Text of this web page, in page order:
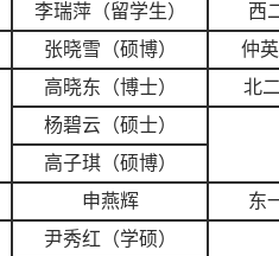
李瑞萍（留学生）
西
张晓雪（硕博） 仲
高晓东（博士） 北
杨碧云（硕士）
高子琪（硕博）
申燕辉 东
尹秀红（学硕）